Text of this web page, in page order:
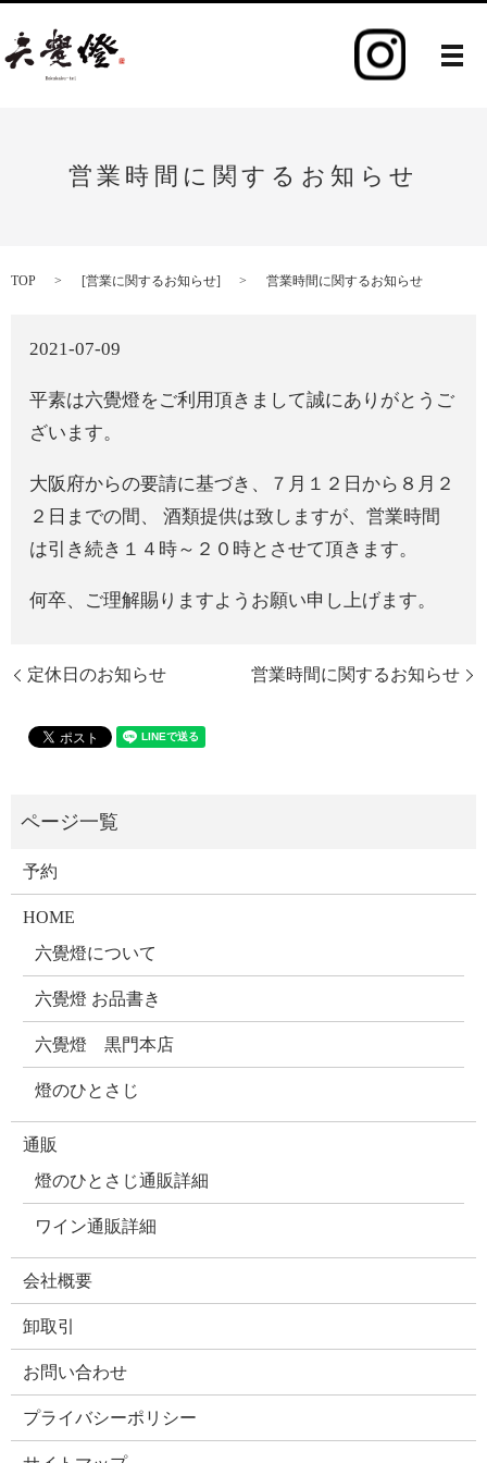
メ
営業時間に関するお知らせ
TOP [営業に関するお知らせ] 営業時間に関するお知らせ
2021-07-09
平素は六覺燈をご利用頂きまして誠にありがとうご
ざいます。
大阪府からの要請に基づき、７月１２日から８月２
２日までの間、 酒類提供は致しますが、営業時間
は引き続き１４時～２０時とさせて頂きます。
何卒、ご理解賜りますようお願い申し上げます。
定休日のお知らせ 営業時間に関するお知らせ
予約
HOME
六覺燈について
六覺燈 お品書き
六覺燈 黒門本店
燈のひとさじ
通販
燈のひとさじ通販詳細
ワイン通販詳細
会社概要
卸取引
お問い合わせ
プライバシーポリシー